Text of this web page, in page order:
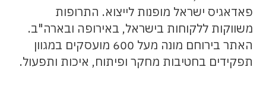
פאדאגיס ישראל מופנות לייצוא. התרופות
משווקות ללקוחות בישראל, באירופה ובארה"ב.
האתר בירוחם מונה מעל 600 מועסקים במגוון
תפקידים בחטיבות מחקר ופיתוח, איכות ותפעול.